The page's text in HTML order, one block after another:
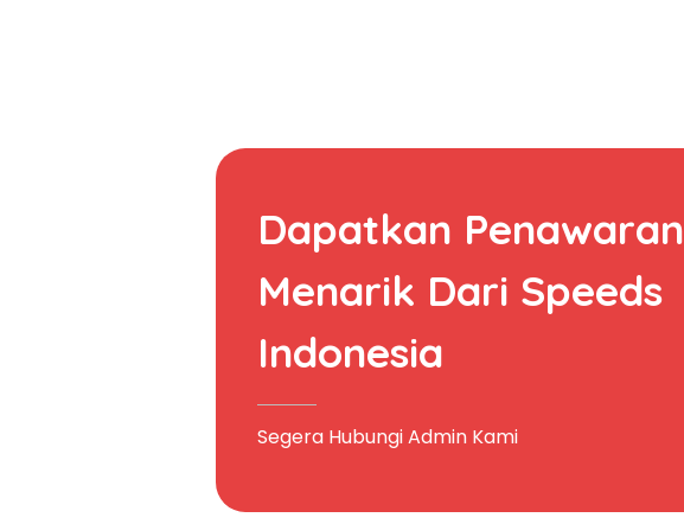
Dapatkan Penawaran
Menarik Dari Speeds
Indonesia
Segera Hubungi Admin Kami